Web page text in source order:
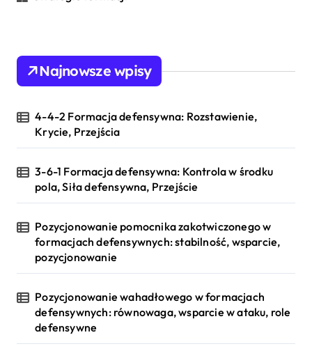
Najnowsze wpisy
4-4-2 Formacja defensywna: Rozstawienie,
Krycie, Przejścia
3-6-1 Formacja defensywna: Kontrola w środku
pola, Siła defensywna, Przejście
Pozycjonowanie pomocnika zakotwiczonego w
formacjach defensywnych: stabilność, wsparcie,
pozycjonowanie
Pozycjonowanie wahadłowego w formacjach
defensywnych: równowaga, wsparcie w ataku, role
defensywne